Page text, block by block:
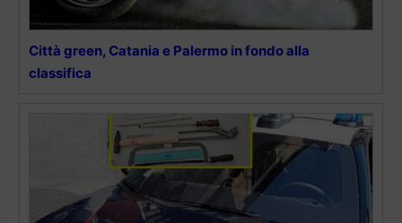
Città green, Catania e Palermo in fondo alla
classifica